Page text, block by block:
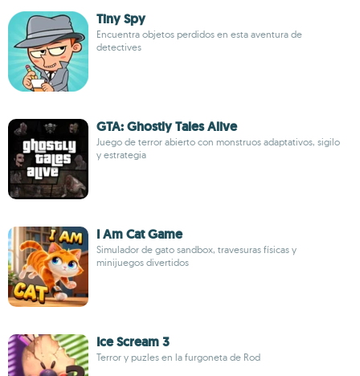
Tiny Spy
Encuentra objetos perdidos en esta aventura de
detectives
GTA: Ghostly Tales Alive
Juego de terror abierto con monstruos adaptativos, sigilo
y estrategia
I Am Cat Game
Simulador de gato sandbox, travesuras físicas y
minijuegos divertidos
Ice Scream 3
Terror y puzles en la furgoneta de Rod